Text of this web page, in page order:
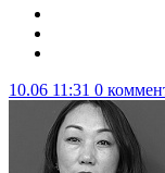
10.06 11:31 0